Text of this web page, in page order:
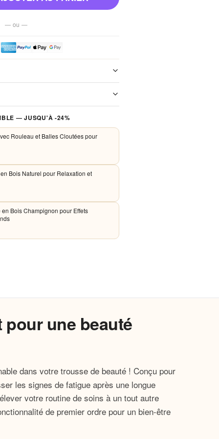
— ou —
Aucun frais de port, jamais.
et Apple Pay. Aucune donnée
serveurs.
— JUSQU'À -24%
Rouleau et Balles Cloutées pour
Bois Naturel pour Relaxation et
Bois Champignon pour Effets
une beauté
dans votre trousse de beauté ! Conçu pour
les signes de fatigue après une longue
votre routine de soins à un tout autre
de premier ordre pour un bien-être